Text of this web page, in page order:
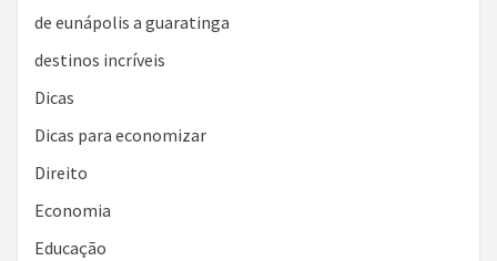
de eunápolis a guaratinga
destinos incríveis
Dicas
Dicas para economizar
Direito
Economia
Educação